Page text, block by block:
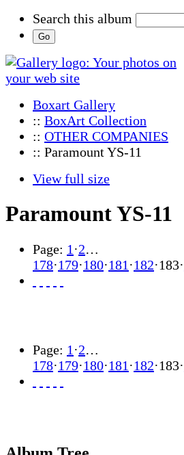
Search this album
Boxart Gallery
:: BoxArt Collection
:: OTHER COMPANIES
:: Paramount YS-11
View full size
Paramount YS-11
Page: 1 ·2…
178·179·180·181 ·182·183·
Page: 1 ·2…
178·179·180·181 ·182·183·